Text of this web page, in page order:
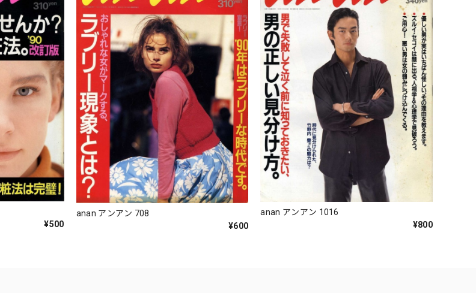
¥500
anan アンアン 708
¥600
anan アンアン 1016
¥800